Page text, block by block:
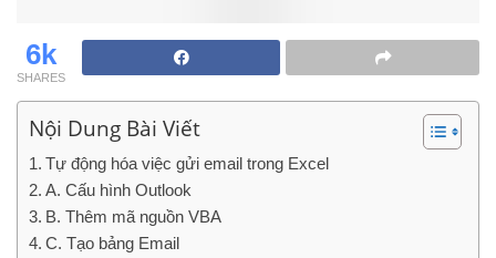
6k
SHARES
Nội Dung Bài Viết
Tự động hóa việc gửi email trong Excel
A. Cấu hình Outlook
B. Thêm mã nguồn VBA
C. Tạo bảng Email